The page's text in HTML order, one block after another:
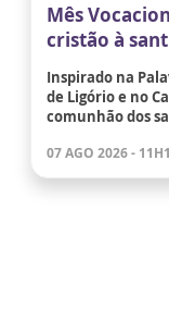
Mês
cristão à
Inspirado na
de Ligório e no
comunhão dos
07 AGO 2026 -